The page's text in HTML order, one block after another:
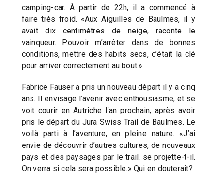
camping-car. À partir de 22h, il a commencé à
faire très froid. «Aux Aiguilles de Baulmes, il y
avait dix centimètres de neige, raconte le
vainqueur. Pouvoir m’arrêter dans de bonnes
conditions, mettre des habits secs, c’était la clé
pour arriver correctement au bout.»
Fabrice Fauser a pris un nouveau départ il y a cinq
ans. Il envisage l’avenir avec enthousiasme, et se
voit courir en Autriche l’an prochain, après avoir
pris le départ du Jura Swiss Trail de Baulmes. Le
voilà parti à l’aventure, en pleine nature. «J’ai
envie de découvrir d’autres cultures, de nouveaux
pays et des paysages par le trail, se projette-t-il.
On verra si cela sera possible.» Qui en douterait?